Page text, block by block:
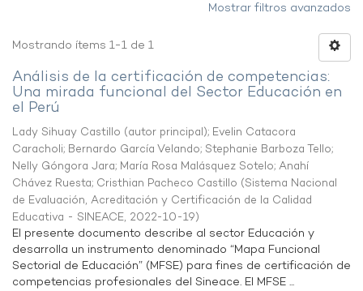
Mostrar filtros avanzados
Mostrando ítems 1-1 de 1
Análisis de la certificación de competencias:
Una mirada funcional del Sector Educación en
el Perú
Lady Sihuay Castillo (autor principal); Evelin Catacora
Caracholi; Bernardo García Velando; Stephanie Barboza Tello;
Nelly Góngora Jara; María Rosa Malásquez Sotelo; Anahí
Chávez Ruesta; Cristhian Pacheco Castillo (Sistema Nacional
de Evaluación, Acreditación y Certificación de la Calidad
Educativa - SINEACE, 2022-10-19)
El presente documento describe al sector Educación y
desarrolla un instrumento denominado “Mapa Funcional
Sectorial de Educación” (MFSE) para fines de certificación de
competencias profesionales del Sineace. El MFSE ...